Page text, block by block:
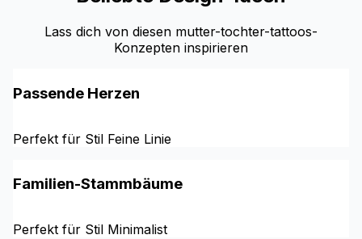
Lass dich von diesen mutter-tochter-tattoos-
Konzepten inspirieren
Passende Herzen
Perfekt für Stil Feine Linie
Familien-Stammbäume
Perfekt für Stil Minimalist